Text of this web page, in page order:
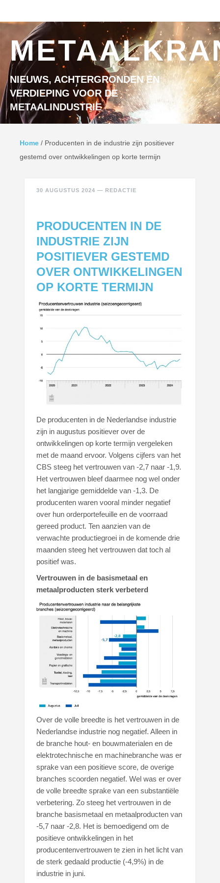
NIEUWS, ACHTERGRONDEN EN
VERDIEPING VOOR DE
METAALINDUSTRIE
Home / Producenten in de industrie zijn positiever
gestemd over ontwikkelingen op korte termijn
30 AUGUSTUS 2024 — REDACTIE
PRODUCENTEN IN DE
INDUSTRIE ZIJN
POSITIEVER GESTEMD
OVER ONTWIKKELINGEN
OP KORTE TERMIJN
De producenten in de Nederlandse industrie
zijn in augustus positiever over de
ontwikkelingen op korte termijn vergeleken
met de maand ervoor. Volgens cijfers van het
CBS steeg het vertrouwen van -2,7 naar -1,9.
Het vertrouwen bleef daarmee nog wel onder
het langjarige gemiddelde van -1,3. De
producenten waren vooral minder negatief
over hun orderportefeuille en de voorraad
gereed product. Ten aanzien van de
verwachte productiegroei in de komende drie
maanden steeg het vertrouwen dat toch al
positief was.
Vertrouwen in de basismetaal en
metaalproducten sterk verbeterd
Over de volle breedte is het vertrouwen in de
Nederlandse industrie nog negatief. Alleen in
de branche hout- en bouwmaterialen en de
elektrotechnische en machinebranche was er
sprake van een positieve score, de overige
branches scoorden negatief. Wel was er over
de volle breedte sprake van een substantiële
verbetering. Zo steeg het vertrouwen in de
branche basismetaal en metaalproducten van
-5,7 naar -2,8. Het is bemoedigend om de
positieve ontwikkelingen in het
producentenvertrouwen te zien in het licht van
de sterk gedaald productie (-4,9%) in de
industrie in juni.